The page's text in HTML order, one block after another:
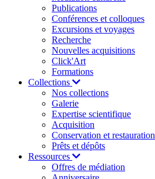
Publications
Conférences et colloques
Excursions et voyages
Recherche
Nouvelles acquisitions
Click'Art
Formations
Collections
Nos collections
Galerie
Expertise scientifique
Acquisition
Conservation et restauration
Prêts et dépôts
Ressources
Offres de médiation